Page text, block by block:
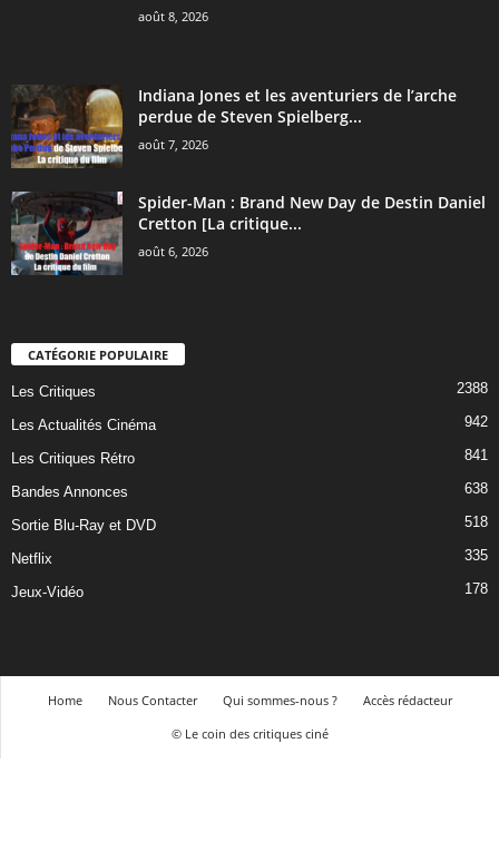
août 8, 2026
Indiana Jones et les aventuriers de l’arche
perdue de Steven Spielberg...
août 7, 2026
Spider-Man : Brand New Day de Destin Daniel
Cretton [La critique...
août 6, 2026
CATÉGORIE POPULAIRE
Les Critiques 2388
Les Actualités Cinéma 942
Les Critiques Rétro 841
Bandes Annonces 638
Sortie Blu-Ray et DVD 518
Netflix 335
Jeux-Vidéo 178
Home Nous Contacter Qui sommes-nous ?
Accès rédacteur
© Le coin des critiques ciné